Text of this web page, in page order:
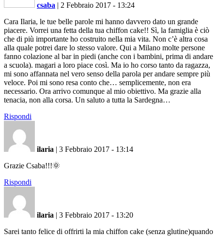
csaba | 2 Febbraio 2017 - 13:24
Cara Ilaria, le tue belle parole mi hanno davvero dato un grande
piacere. Vorrei una fetta della tua chiffon cake!! Sì, la famiglia è ciò
che di più importante ho costruito nella mia vita. Non c’è altra cosa
alla quale potrei dare lo stesso valore. Qui a Milano molte persone
fanno colazione al bar in piedi (anche con i bambini, prima di andare
a scuola). magari a loro piace così. Ma io ho corso tanto da ragazza,
mi sono affannata nel vero senso della parola per andare sempre più
veloce. Poi mi sono resa conto che… semplicemente, non era
necessario. Ora arrivo comunque al mio obiettivo. Ma grazie alla
tenacia, non alla corsa. Un saluto a tutta la Sardegna…
Rispondi
ilaria | 3 Febbraio 2017 - 13:14
Grazie Csaba!!!🌞
Rispondi
ilaria | 3 Febbraio 2017 - 13:20
Sarei tanto felice di offrirti la mia chiffon cake (senza glutine)quando